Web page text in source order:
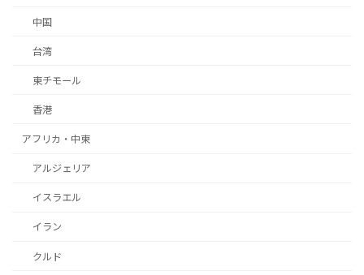
中国
台湾
東チモール
香港
アフリカ・中東
アルジェリア
イスラエル
イラン
クルド